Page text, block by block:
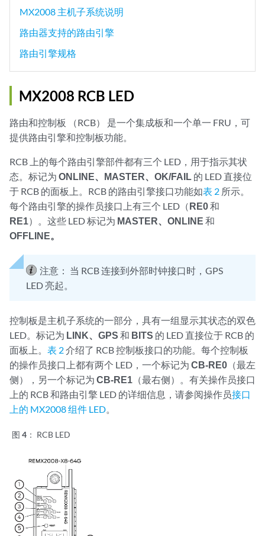
MX2008 主机子系统说明
路由器支持的路由引擎
路由引擎规格
MX2008 RCB LED
路由和控制板 （RCB） 是一个集成板和一个单一 FRU，可
提供路由引擎和控制板功能。
RCB 上的每个路由引擎部件都有三个 LED，用于指示其状
态。标记为 ONLINE、 MASTER、 OK/FAIL 的 LED 直接位
于 RCB 的面板上。RCB 的路由引擎接口功能如表 2 所示。
每个路由引擎的操作员接口上有三个 LED（RE0和
RE1）。这些 LED 标记为 MASTER、 ONLINE 和
OFFLINE。
注意： 当 RCB 连接到外部时钟接口时，GPS
LED 亮起。
控制板是主机子系统的一部分，具有一组显示其状态的双色
LED。标记为 LINK、 GPS 和 BITS 的 LED 直接位于 RCB 的
面板上。 表 2介绍了 RCB 控制板接口的功能。每个控制板
的操作员接口上都有两个 LED，一个标记为 CB-RE0 （最左
侧），另一个标记为 CB-RE1 （最右侧）。有关操作员接口
上的 RCB 和路由引擎 LED 的详细信息，请参阅操作员接口
上的 MX2008 组件 LED。
图 4： RCB LED